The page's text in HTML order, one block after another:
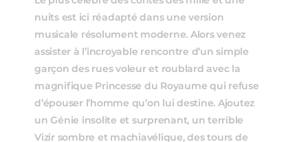
nuits est ici réadapté dans une version
musicale résolument moderne. Alors venez
assister à l’incroyable rencontre d’un simple
garçon des rues voleur et roublard avec la
magnifique Princesse du Royaume qui refuse
d’épouser l’homme qu’on lui destine. Ajoutez
un Génie insolite et surprenant, un terrible
Vizir sombre et machiavélique, des tours de